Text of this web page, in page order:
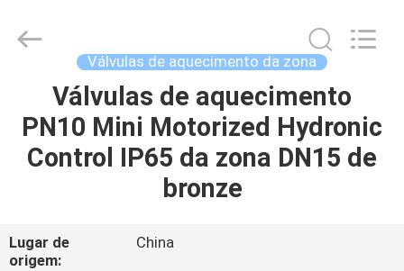
CASA
PRODUTOS
NÓS
Technology
Válvulas de aquecimento da zona
Válvulas de aquecimento
PN10 Mini Motorized Hydronic
Control IP65 da zona DN15 de
bronze
Lugar de
origem:
China